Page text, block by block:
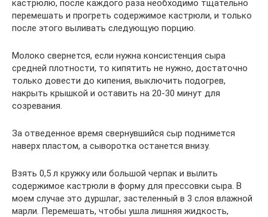
кастрюлю, после каждого раза необходимо тщательно
перемешать и прогреть содержимое кастрюли, и только
после этого выливать следующую порцию.
Молоко свернется, если нужна консистенция сыра
средней плотности, то кипятить не нужно, достаточно
только довести до кипения, выключить подогрев,
накрыть крышкой и оставить на 20-30 минут для
созревания.
За отведенное время свернувшийся сыр поднимется
наверх пластом, а сыворотка останется внизу.
Взять 0,5 л кружку или большой черпак и вылить
содержимое кастрюли в форму для прессовки сыра. В
моем случае это дуршлаг, застеленный в 3 слоя влажной
марли. Перемешать, чтобы ушла лишняя жидкость,